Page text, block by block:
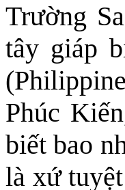
Trường
tây giáp
Phúc
biết bao
là xứ